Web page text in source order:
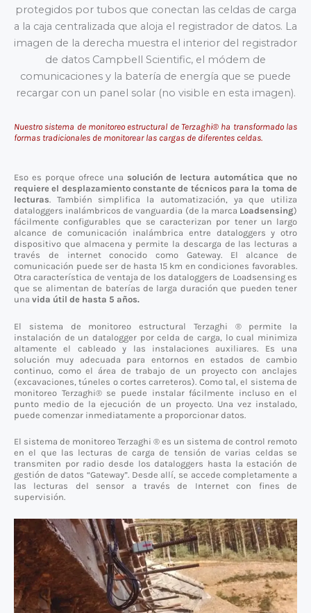
protegidos por tubos que conectan las celdas de carga
a la caja centralizada que aloja el registrador de datos. La
imagen de la derecha muestra el interior del registrador
de datos Campbell Scientific, el módem de
comunicaciones y la batería de energía que se puede
recargar con un panel solar (no visible en esta imagen).
Nuestro sistema de monitoreo estructural de Terzaghi® ha transformado las
formas tradicionales de monitorear las cargas de diferentes celdas.
Eso es porque ofrece una solución de lectura automática que no
requiere el desplazamiento constante de técnicos para la toma de
lecturas. También simplifica la automatización, ya que utiliza
dataloggers inalámbricos de vanguardia (de la marca Loadsensing)
fácilmente configurables que se caracterizan por tener un largo
alcance de comunicación inalámbrica entre dataloggers y otro
dispositivo que almacena y permite la descarga de las lecturas a
través de internet conocido como Gateway. El alcance de
comunicación puede ser de hasta 15 km en condiciones favorables.
Otra característica de ventaja de los dataloggers de Loadsensing es
que se alimentan de baterías de larga duración que pueden tener
una vida útil de hasta 5 años.
El sistema de monitoreo estructural Terzaghi ® permite la
instalación de un datalogger por celda de carga, lo cual minimiza
altamente el cableado y las instalaciones auxiliares. Es una
solución muy adecuada para entornos en estados de cambio
continuo, como el área de trabajo de un proyecto con anclajes
(excavaciones, túneles o cortes carreteros). Como tal, el sistema de
monitoreo Terzaghi® se puede instalar fácilmente incluso en el
punto medio de la ejecución de un proyecto. Una vez instalado,
puede comenzar inmediatamente a proporcionar datos.
El sistema de monitoreo Terzaghi ® es un sistema de control remoto
en el que las lecturas de carga de tensión de varias celdas se
transmiten por radio desde los dataloggers hasta la estación de
gestión de datos “Gateway”. Desde allí, se accede completamente a
las lecturas del sensor a través de Internet con fines de
supervisión.